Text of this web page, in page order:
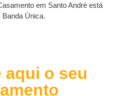
em Santo André está
Banda Única.
aqui o seu